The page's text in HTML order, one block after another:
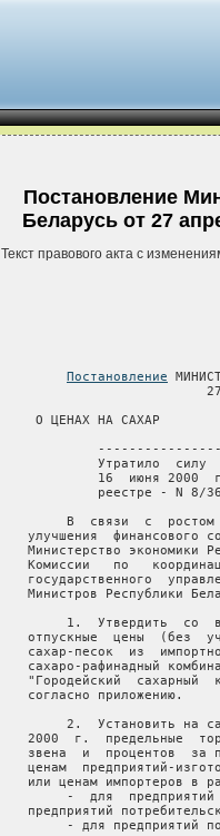
Постановление
Беларусь от 27
Текст правового акта с
Постановление
О ЦЕНАХ НА САХАР
Утратило  силу
16  июня 2000
реестре - N 8/
В  связи  с
улучшения  финансового
Министерство экономики
Комиссии   по
государственного
Министров Республики
1.  Утвердить  со
отпускные  цены  (без
сахар-песок  из
сахаро-рафинадный
"Городейский  сахарный
согласно приложению.
2.  Установить на
2000  г.  предельные
звена  и  процентов  за
ценам  предприятий-
или ценам импортеров в
-  для
предприятий
- для предприятий